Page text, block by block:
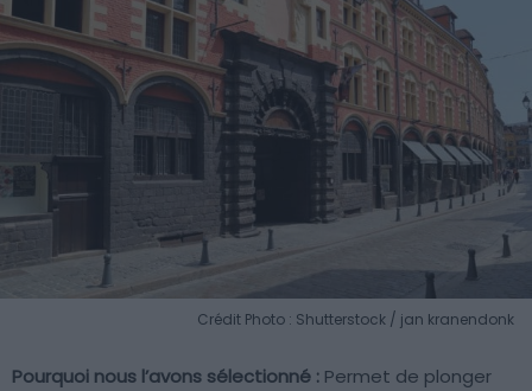
Crédit Photo : Shutterstock / jan kranendonk
Pourquoi nous l’avons sélectionné : Permet de plonger